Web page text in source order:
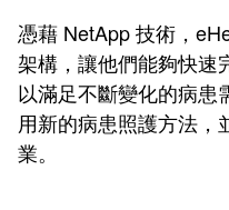
憑藉 NetApp 技術，
架構，讓他們能夠快速
以滿足不斷變化的病患
用新的病患照護方法，
業。